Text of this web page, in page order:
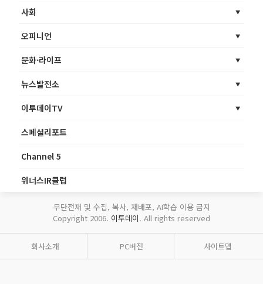
사회
오피니언
문화·라이프
뉴스발전소
이투데이TV
스페셜리포트
Channel 5
위너스IR클럽
무단전재 및 수집, 복사, 재배포, AI학습 이용 금지
Copyright 2006. 이투데이. All rights reserved
회사소개 PC버전 사이트맵